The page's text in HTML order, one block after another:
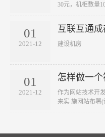
30元，机柜数量
01
2021-12
互联互通
建设机房
01
2021-12
怎样做一
作为网站技术开
来实 施网站布署